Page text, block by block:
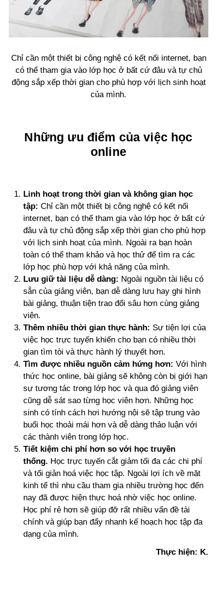
Chỉ cần một thiết bị công nghệ có kết nối internet, bạn
có thể tham gia vào lớp học ở bất cứ đâu và tự chủ
động sắp xếp thời gian cho phù hợp với lịch sinh hoạt
của mình.
Những ưu điểm của việc học
online
Linh hoạt trong thời gian và không gian học
tập: Chỉ cần một thiết bị công nghệ có kết nối
internet, bạn có thể tham gia vào lớp học ở bất cứ
đâu và tự chủ động sắp xếp thời gian cho phù hợp
với lịch sinh hoạt của mình. Ngoài ra bạn hoàn
toàn có thể tham khảo và học thử để tìm ra các
lớp học phù hợp với khả năng của mình.
Lưu giữ tài liệu dễ dàng: Ngoài nguồn tài liệu có
sẵn của giảng viên, bạn dễ dàng lưu hay ghi hình
bài giảng, thuận tiện trao đổi sâu hơn cùng giảng
viên.
Thêm nhiều thời gian thực hành: Sự tiện lợi của
việc học trực tuyến khiến cho bạn có nhiều thời
gian tìm tòi và thực hành lý thuyết hơn.
Tìm được nhiều nguồn cảm hứng hơn: Với hình
thức học online, bài giảng sẽ không còn bị giới hạn
sự tương tác trong lớp học và qua đó giảng viên
cũng dễ sát sao từng học viên hơn. Những học
sinh có tính cách hơi hướng nội sẽ tập trung vào
buổi học thoải mái hơn và dễ dàng thảo luận với
các thành viên trong lớp học.
Tiết kiệm chi phí hơn so với học truyền
thống. Học trực tuyến cắt giảm tối đa các chi phí
và tối giản hoá việc học tập. Ngoài lợi ích về mặt
kinh tế thì nhu cầu tham gia nhiều trường học đến
nay đã được hiện thực hoá nhờ việc học online.
Học phí rẻ hơn sẽ giúp đỡ rất nhiều vấn đề tài
chính và giúp bạn đẩy nhanh kế hoạch học tập đa
dạng của mình.
Thực hiện: K.